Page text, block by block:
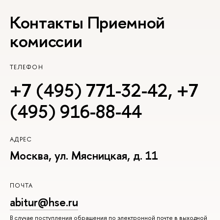
Контакты Приемной
комиссии
ТЕЛЕФОН
+7 (495) 771-32-42, +7
(495) 916-88-44
АДРЕС
Москва, ул. Мясницкая, д. 11
ПОЧТА
abitur@hse.ru
В случае поступления обращения по электронной почте в выходной